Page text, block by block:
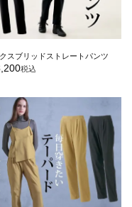
スブリッドストレートパンツ
税込